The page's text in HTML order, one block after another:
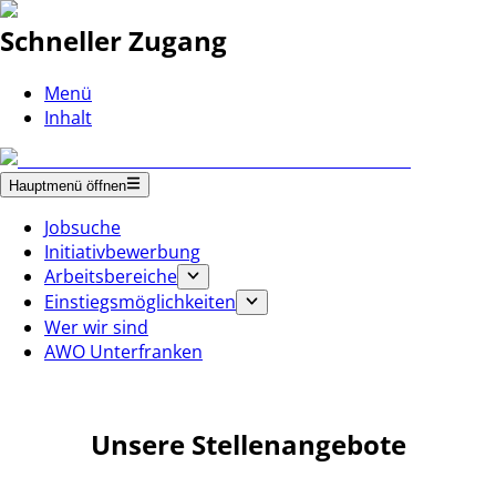
Schneller Zugang
Menü
Inhalt
Hauptmenü öffnen
Jobsuche
Initiativbewerbung
Arbeitsbereiche
Einstiegsmöglichkeiten
Wer wir sind
AWO Unterfranken
Unsere Stellenangebote